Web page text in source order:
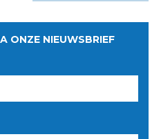
ONZE NIEUWSBRIEF